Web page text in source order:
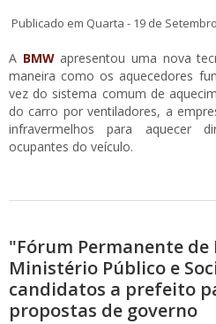
Publicado em Quarta - 19 de
A BMWapresentou uma nova
maneira como os aquecedores
vez do sistema comum de
do carro por ventiladores, a
infravermelhos para aquecer
ocupantes do veículo.
"Fórum Permanente
Ministério Público e
candidatos a prefeito
propostas de governo